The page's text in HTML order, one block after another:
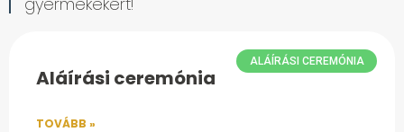
ALÁÍRÁSI CEREMÓNIA
Aláírási ceremónia
TOVÁBB »